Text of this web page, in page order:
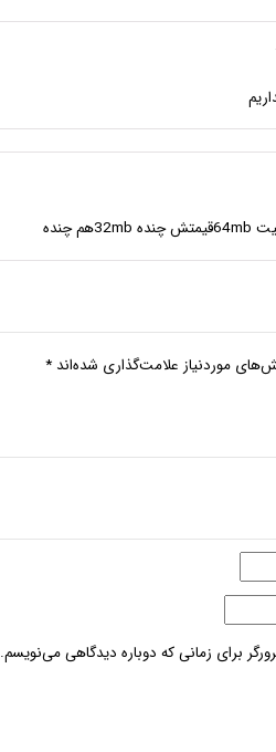
موردنیاز علامت‌گذاری شده‌اند *
برای زمانی که دوباره دیدگاهی می‌نویسم.